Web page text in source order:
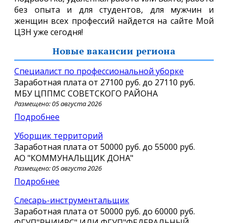
без опыта и для студентов, для мужчин и
женщин всех профессий найдется на сайте Мой
ЦЗН уже сегодня!
Новые вакансии региона
Специалист по профессиональной уборке
Заработная плата от 27100 руб. до 27110 руб.
МБУ ЦППМС СОВЕТСКОГО РАЙОНА
Размещено: 05 августа 2026
Подробнее
Уборщик территорий
Заработная плата от 50000 руб. до 55000 руб.
АО "КОММУНАЛЬЩИК ДОНА"
Размещено: 05 августа 2026
Подробнее
Слесарь-инструментальщик
Заработная плата от 50000 руб. до 60000 руб.